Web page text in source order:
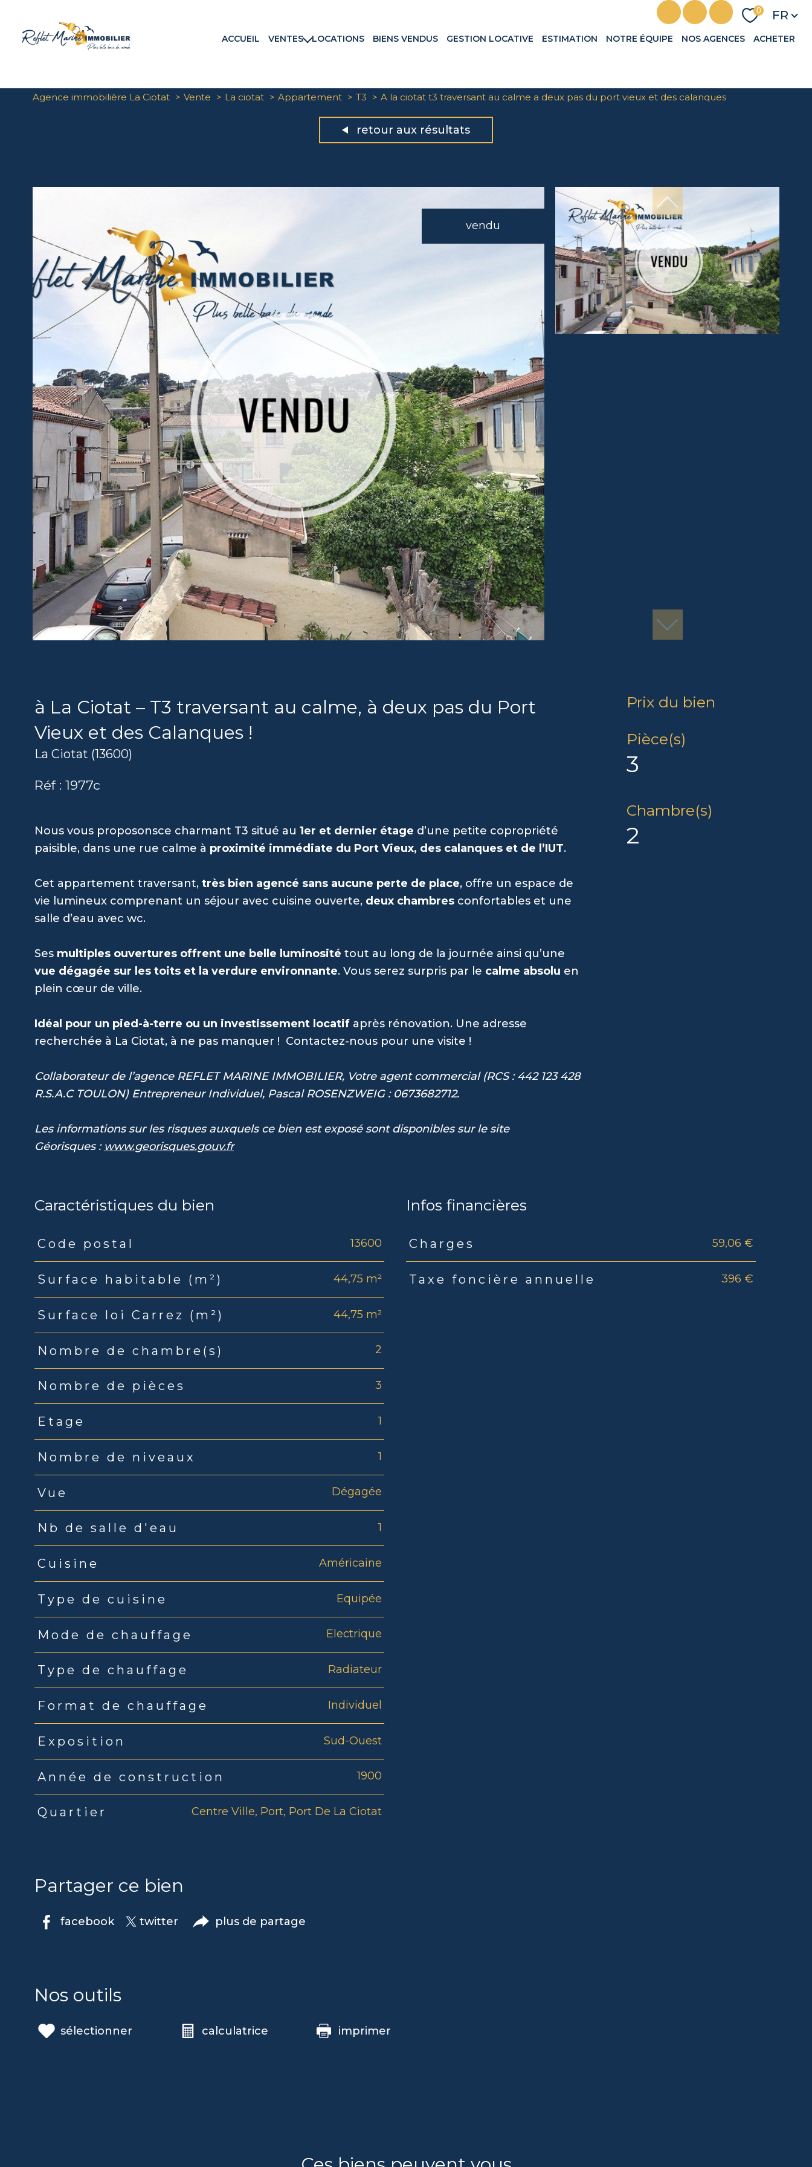
0 FR
ACCUEIL VENTES
Terrains
LOCATIONS BIENS VENDUS GESTION LOCATIVE ESTIMATION NOTRE ÉQUIPE NOS AGENCES ACHETER
Agence immobilière La Ciotat Vente La ciotat Appartement T3 A la ciotat t3 traversant au calme a deux pas du port vieux et des calanques
retour aux résultats
vendu
à La Ciotat – T3 traversant au calme, à deux pas du Port
Vieux et des Calanques !
La Ciotat (13600)
Réf : 1977c
Nous vous proposonsce charmant T3 situé au 1er et dernier étage d’une petite copropriété
paisible, dans une rue calme à proximité immédiate du Port Vieux, des calanques et de l’IUT.
Cet appartement traversant, très bien agencé sans aucune perte de place, offre un espace de
vie lumineux comprenant un séjour avec cuisine ouverte, deux chambres confortables et une
salle d’eau avec wc.
Ses multiples ouvertures offrent une belle luminosité tout au long de la journée ainsi qu’une
vue dégagée sur les toits et la verdure environnante. Vous serez surpris par le calme absolu en
plein cœur de ville.
Idéal pour un pied-à-terre ou un investissement locatif après rénovation. Une adresse
recherchée à La Ciotat, à ne pas manquer ! Contactez-nous pour une visite !
Collaborateur de l’agence REFLET MARINE IMMOBILIER, Votre agent commercial (RCS : 442 123 428
R.S.A.C TOULON) Entrepreneur Individuel, Pascal ROSENZWEIG : 0673682712.
Les informations sur les risques auxquels ce bien est exposé sont disponibles sur le site
Géorisques : www.georisques.gouv.fr
Prix du bien
Pièce(s)
3
Chambre(s)
2
Caractéristiques du bien
Caractéristiques
Code postal 13600
Surface habitable (m²) 44,75 m²
Surface loi Carrez (m²) 44,75 m²
Nombre de chambre(s) 2
Nombre de pièces 3
Etage 1
Nombre de niveaux 1
Vue Dégagée
Nb de salle d'eau 1
Cuisine Américaine
Type de cuisine Equipée
Mode de chauffage Electrique
Type de chauffage Radiateur
Format de chauffage Individuel
Exposition Sud-Ouest
Année de construction 1900
Quartier Centre Ville, Port, Port De La Ciotat
Infos financières
Caractéristiques
Charges 59,06 €
Taxe foncière annuelle 396 €
Partager ce bien
facebook twitter plus de partage
Nos outils
sélectionner calculatrice imprimer